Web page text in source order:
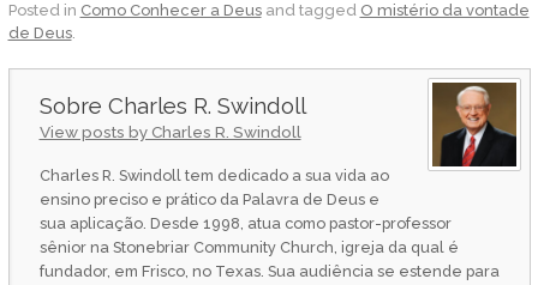
Posted in Como Conhecer a Deusand tagged O mistério da vontade
de Deus.
Charles R. Swindoll
View posts by Charles R. Swindoll
Charles R. Swindoll tem dedicado a sua vida ao
ensino preciso e prático da Palavra de Deus e
sua aplicação. Desde 1998, atua como pastor-professor
sênior na Stonebriar Community Church, igreja da qual é
fundador, em Frisco, no Texas. Sua audiência se estende para